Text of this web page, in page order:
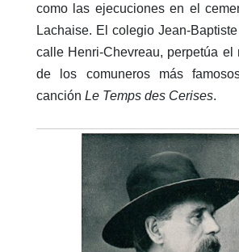
como las ejecuciones en el
Lachaise. El colegio Jean-
calle Henri-Chevreau, perpetúa el
de los comuneros más
canción Le Temps des Cerises.